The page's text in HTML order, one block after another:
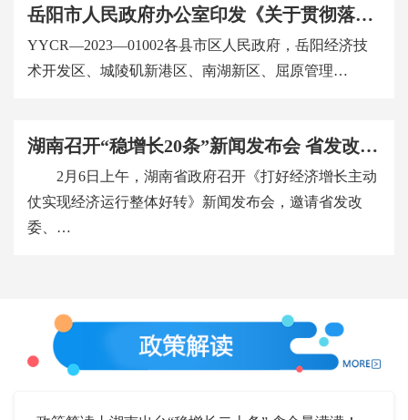
岳阳市人民政府办公室印发《关于贯彻落实省政府打好经济增长主动仗实现经济运行整体好转若干政策措施的实施细则》的通知
YYCR—2023—01002各县市区人民政府，岳阳经济技
术开发区、城陵矶新港区、南湖新区、屈原管理…
湖南召开“稳增长20条”新闻发布会 省发改委等6部门介绍政策措施
2月6日上午，湖南省政府召开《打好经济增长主动
仗实现经济运行整体好转》新闻发布会，邀请省发改
委、…